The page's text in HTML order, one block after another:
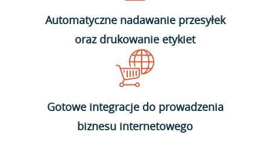
Automatyczne nadawanie przesyłek
oraz drukowanie etykiet
Gotowe integracje do prowadzenia
biznesu internetowego